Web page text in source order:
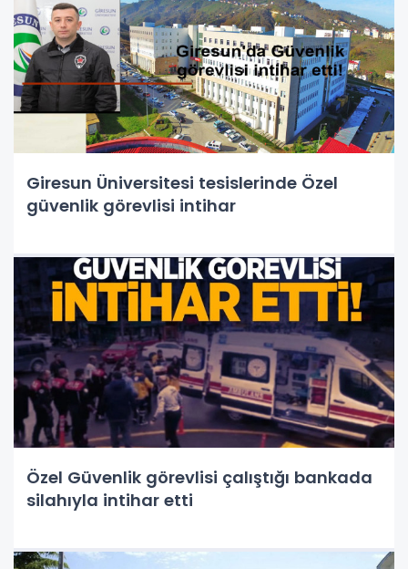
Giresun Üniversitesi tesislerinde Özel
güvenlik görevlisi intihar
Özel Güvenlik görevlisi çalıştığı bankada
silahıyla intihar etti